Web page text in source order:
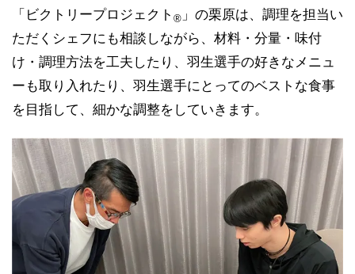
「ビクトリープロジェクト ® 」の栗原は、調理を担当い
ただくシェフにも相談しながら、材料・分量・味付
け・調理方法を工夫したり、羽生選手の好きなメニュ
ーも取り入れたり、羽生選手にとってのベストな食事
を目指して、細かな調整をしていきます。